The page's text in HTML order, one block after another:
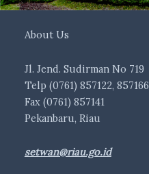
About Us
Jl. Jend. Sudirman No 719
Telp (0761) 857122, 857166
Fax (0761) 857141
Pekanbaru, Riau
setwan@riau.go.id